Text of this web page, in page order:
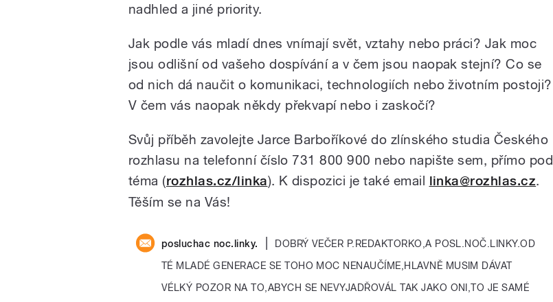
nadhled a jiné priority.
Jak podle vás mladí dnes vnímají svět, vztahy nebo práci? Jak moc
jsou odlišní od vašeho dospívání a v čem jsou naopak stejní? Co se
od nich dá naučit o komunikaci, technologiích nebo životním postoji?
V čem vás naopak někdy překvapí nebo i zaskočí?
Svůj příběh zavolejte Jarce Barboříkové do zlínského studia Českého
rozhlasu na telefonní číslo 731 800 900 nebo napište sem, přímo pod
téma (rozhlas.cz/linka). K dispozici je také email linka@rozhlas.cz.
Těším se na Vás!
posluchac noc.linky.
DOBRÝ VEČER P.REDAKTORKO,A POSL.NOČ.LINKY.OD
TÉ MLADÉ GENERACE SE TOHO MOC NENAUČÍME,HLAVNĚ MUSIM DÁVAT
VÉLKÝ POZOR NA TO,ABYCH SE NEVYJADŘOVÁL TAK JAKO ONI,TO JE SAMÉ